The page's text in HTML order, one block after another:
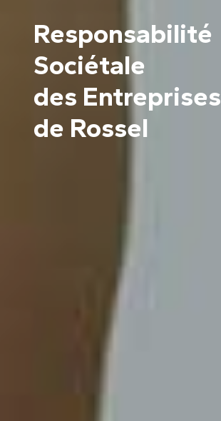
Responsabilité
Sociétale
des Entreprises
de Rossel